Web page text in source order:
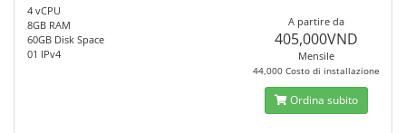
4 vCPU
8GB RAM
60GB Disk Space
01 IPv4
A partire da
405,000VND
Mensile
44,000 Costo di installazione
Ordina subito